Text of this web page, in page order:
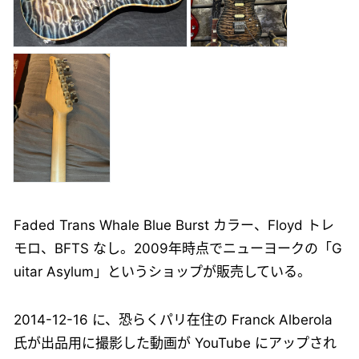
Faded Trans Whale Blue Burst カラー、Floyd トレ
モロ、BFTS なし。2009年時点でニューヨークの「G
uitar Asylum」というショップが販売している。
2014-12-16 に、恐らくパリ在住の Franck Alberola
氏が出品用に撮影した動画が YouTube にアップされ